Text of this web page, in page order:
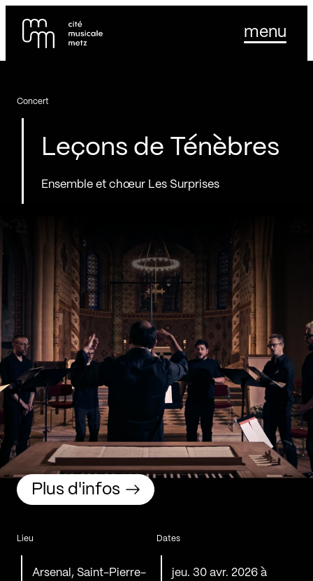
Se rendre au
Contenu principal
menu
Leçons de Ténèbres
Ensemble et chœur Les Surprises
Concert
Lieu
Arsenal, Saint-Pierre-
Dates
jeu. 30 avr. 2026 à
Plus d'infos